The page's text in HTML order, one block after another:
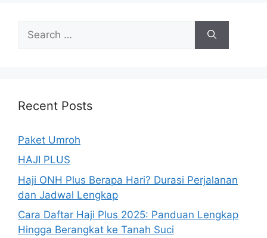
for:
Recent Posts
Paket Umroh
HAJI PLUS
Haji ONH Plus Berapa Hari? Durasi Perjalanan
dan Jadwal Lengkap
Cara Daftar Haji Plus 2025: Panduan Lengkap
Hingga Berangkat ke Tanah Suci